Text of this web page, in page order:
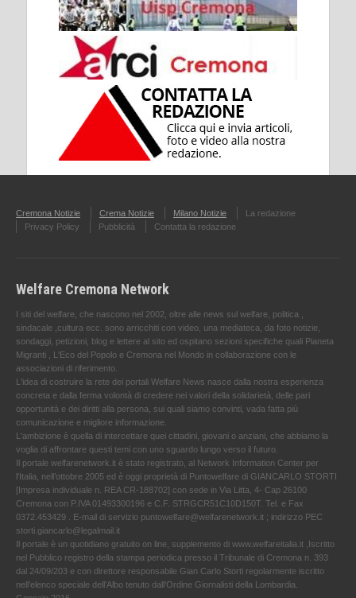
Cremona Notizie Crema Notizie Milano Notizie
La redazione
Privacy Policy
Pubblicità Contatta la redazione
Welfare Cremona Network
I siti del welfare, che nascono nel 2002, oltre alle news sul welfare, politica ,
sindacale ,cultura ecc. sono arricchiti con video, una mediateca, da foto notizie,
sondaggi, petizioni, blog e lettere al sito ed ospitano sezioni specifiche quali Pianeta
Migranti , L'Eco del Popolo e Cremona nel Mondo in collaborazione con le
associazioni di riferimento.
L'idea di costruire la rete dei portali Welfare News nasce dalla nostra esperienza
concreta e dalla ferma volontà di credere nei valori della solidarietà, delle pari
opportunità e dei diritti alla persona, sui quali siamo convinti, vada fatta più
comunicazione e migliore informazione.
L'ambizione è quella di intercettare quei cittadini, giovani o anziani, che abbiamo la
voglia di affrontare questi temi con uno sguardo lungo verso il futuro.
Il portale welfarenetwork.it è stato registrato, al Network Information Center per
l'Italia, nell’ottobre 2005 ed è oggi proprietà di Puntowelfare di GIANCARLO STORTI
[Impresa individuale n. REA CR-188702] con sede in Via Litta, 4- Cap 26100
Cremona con P.IVA 01493300196 e C.F. STRGCR51C10D150T. Tel. e Fax
0372.453429 . E-mail di servizio puntowelfare@welfarenetwork.it ; indirizzo PEC
storti.giancarlo@legalmail.it
Il portale è un quotidiano gratuito on line, supplemento di www.welfareitalia.it ,Iscritto
nel Pubblico registro della stampa periodica presso il Tribunale di Cremona n. 393
dal 24/09/203 e con direttore responsabile Gian Carlo Storti regolarmente iscritto
nell’elenco speciale dell’Albo tenuto dall’Ordine Giornalisti della Lombardia.